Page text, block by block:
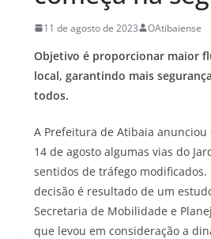
11 de agosto de 2023 OAtibaiense
Objetivo é proporcionar maior
local, garantindo mais
todos.
A Prefeitura de Atibaia
14 de agosto algumas vias do
sentidos de tráfego modificados.
decisão é resultado de um
Secretaria de Mobilidade e
que levou em consideração a